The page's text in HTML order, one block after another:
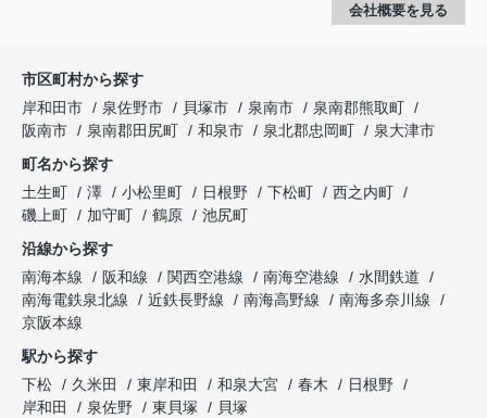
会社概要を見る
市区町村から探す
岸和田市
泉佐野市 貝塚市 泉南市
泉南郡熊取町
阪南市
泉南郡田尻町 和泉市 泉北郡忠岡町
泉大津市
町名から探す
土生町
澤 小松里町 日根野 下松町
西之内町
磯上町
加守町 鶴原
池尻町
沿線から探す
南海本線
阪和線 関西空港線 南海空港線
水間鉄道
南海電鉄泉北線
近鉄長野線 南海高野線
南海多奈川線
京阪本線
駅から探す
下松
久米田 東岸和田 和泉大宮 春木
日根野
岸和田
泉佐野 東貝塚 貝塚